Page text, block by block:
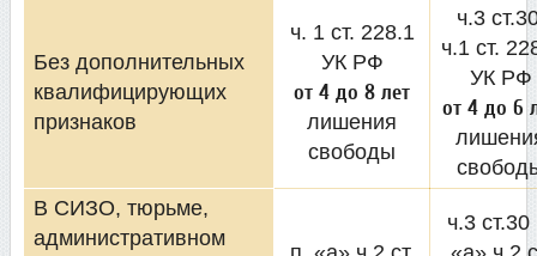
Без дополнительных
квалифицирующих
признаков
ч. 1 ст. 228.1
УК РФ
от 4 до 8 лет
лишения
свободы
ч.3
ч.1 ст.
УК РФ
от 4 до 6
В СИЗО, тюрьме,
административном
ч.3 ст.30